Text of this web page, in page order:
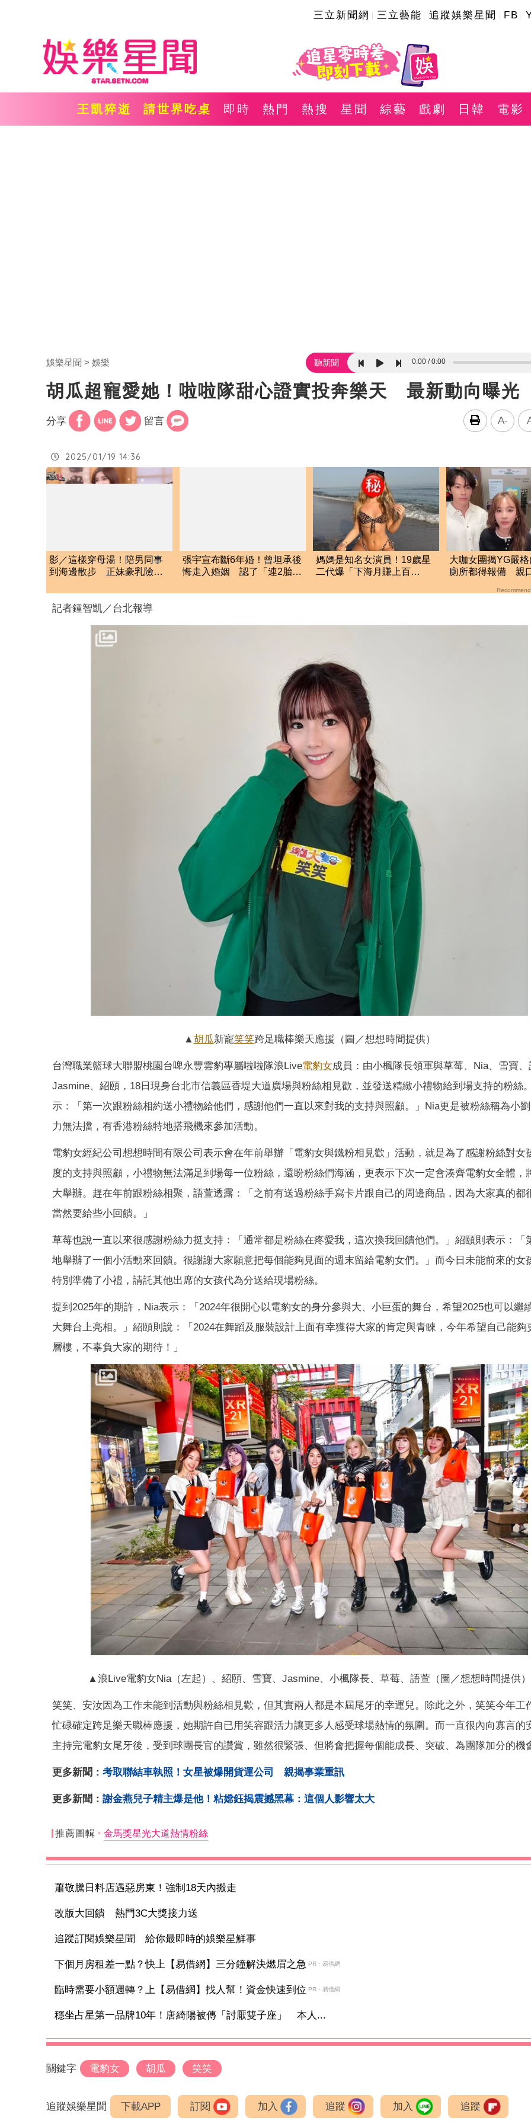
三立新聞網 三立藝能 追蹤娛樂星聞 FB
王凱猝逝 請世界吃桌 即時 熱門 熱搜 星聞 綜藝 戲劇 日韓 電影
娛樂星聞 娛樂 聽新聞 0:00 0:00
胡瓜超寵愛她！啦啦隊甜心證實投奔樂天 最新動向曝光
分享 留言 A-
2025/01/19 14:36
影／這樣穿母湯！陪男同事
到海邊散步 正妹豪乳險撐
張宇宣布斷6年婚！曾坦承後
悔走入婚姻 認了「連2胎全
媽媽是知名女演員！19歲星
二代爆「下海月賺上百
大咖女團揭YG嚴
廁所都得報備 親
記者鍾智凱／台北報導
▲ 胡瓜新寵笑笑跨足職棒樂天應援（圖／想想時間提供）
台灣職業籃球大聯盟桃園台啤永豐雲豹專屬啦啦隊浪Live電豹女成員：由小楓隊長領軍與草莓、Nia、雪寶
Jasmine、紹頤，18日現身台北市信義區香堤大道廣場與粉絲相見歡，並發送精緻小禮物給到場支持的粉絲
示：「第一次跟粉絲相約送小禮物給他們，感謝他們一直以來對我的支持與照顧。」Nia更是被粉絲稱為小
力無法擋，有香港粉絲特地搭飛機來參加活動。
電豹女經紀公司想想時間有限公司表示會在年前舉辦「電豹女與鐵粉相見歡」活動，就是為了感謝粉絲對女
度的支持與照顧，小禮物無法滿足到場每一位粉絲，還盼粉絲們海涵，更表示下次一定會湊齊電豹女全體，
大舉辦。趕在年前跟粉絲相聚，語萱透露：「之前有送過粉絲手寫卡片跟自己的周邊商品，因為大家真的都
當然要給些小回饋。」
草莓也說一直以來很感謝粉絲力挺支持：「通常都是粉絲在疼愛我，這次換我回饋他們。」紹頤則表示：「
地舉辦了一個小活動來回饋。很謝謝大家願意把每個能夠見面的週末留給電豹女們。」而今日未能前來的女
特別準備了小禮，請託其他出席的女孩代為分送給現場粉絲。
提到2025年的期許，Nia表示：「2024年很開心以電豹女的身分參與大、小巨蛋的舞台，希望2025也可以繼
大舞台上亮相。」紹頤則說：「2024在舞蹈及服裝設計上面有幸獲得大家的肯定與青睞，今年希望自己能夠
層樓，不辜負大家的期待！」
▲浪Live電豹女Nia（左起）、紹頤、雪寶、Jasmine、小楓隊長、草莓、語萱（圖／想想時間提供）
笑笑、安汝因為工作未能到活動與粉絲相見歡，但其實兩人都是本屆尾牙的幸運兒。除此之外，笑笑今年工
忙碌確定跨足樂天職棒應援，她期許自已用笑容跟活力讓更多人感受球場熱情的氛圍。而一直很內向寡言的
主持完電豹女尾牙後，受到球團長官的讚賞，雖然很緊張、但將會把握每個能成長、突破、為團隊加分的機
更多新聞： 考取聯結車執照！女星被爆開貨運公司 親揭事業重訊
更多新聞： 謝金燕兒子精主爆是他！粘嫦鈺揭震撼黑幕：這個人影響太大
推薦圖輯 金馬獎星光大道熱情粉絲
蕭敬騰日料店遇惡房東！強制18天內搬走
改版大回饋 熱門3C大獎接力送
追蹤訂閱娛樂星聞 給你最即時的娛樂星鮮事
下個月房租差一點？快上【易借網】三分鐘解決燃眉之急 PR・易借網
臨時需要小額週轉？上【易借網】找人幫！資金快速到位 PR・易借網
穩坐占星第一品牌10年！唐綺陽被傳「討厭雙子座」 本人...
關鍵字 電豹女 胡瓜 笑笑
追蹤娛樂星聞 下載APP 訂閱 加入 追蹤 加入 追蹤